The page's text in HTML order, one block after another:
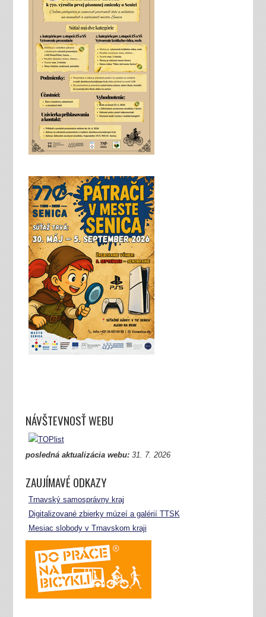
NÁVŠTEVNOSŤ WEBU
posledná aktualizácia webu:31. 7. 2026
ZAUJÍMAVÉ ODKAZY
Trnavský samosprávny kraj
Digitalizované zbierky múzeí a galérií TTSK
Mesiac slobody v Trnavskom kraji